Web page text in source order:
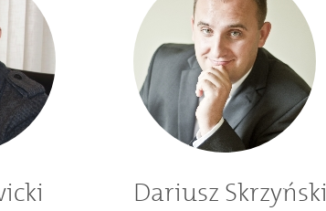
Dariusz Skrzyński